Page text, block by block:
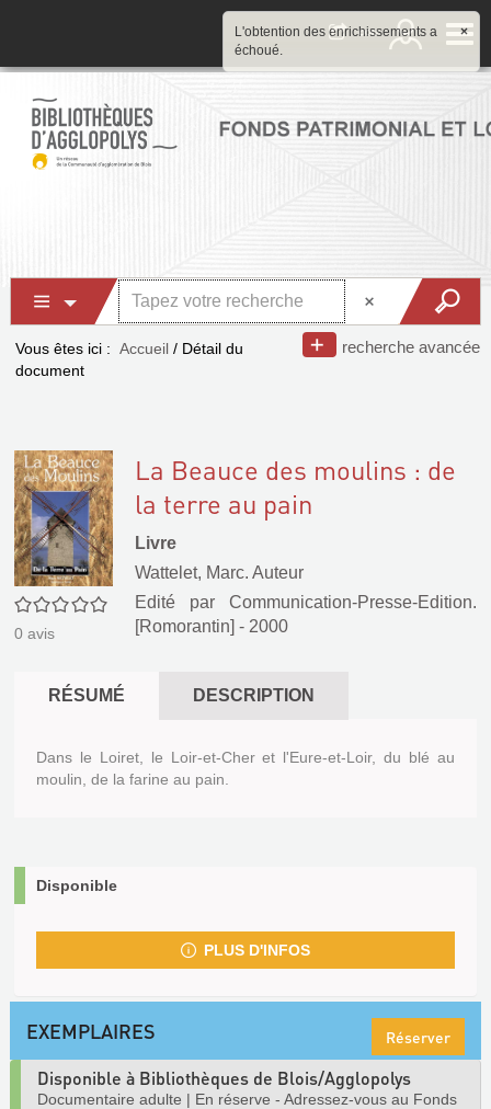
recherche avancée
Vous êtes ici : Accueil / Détail du
document
0/5
0 avis
La Beauce des moulins : de
la terre au pain
Livre
Wattelet, Marc. Auteur
Edité par Communication-Presse-Edition.
[Romorantin] - 2000
RÉSUMÉ DESCRIPTION
Dans le Loiret, le Loir-et-Cher et l'Eure-et-Loir, du blé au
moulin, de la farine au pain.
Disponible
PLUS D'INFOS
EXEMPLAIRES Réserver
Disponible à Bibliothèques de Blois/Agglopolys
Documentaire adulte | En réserve - Adressez-vous au Fonds
×
L'obtention des enrichissements a
échoué.